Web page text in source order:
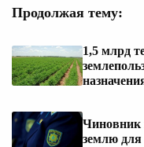
Продолжая тему:
1,5 млрд
Чиновник
землю